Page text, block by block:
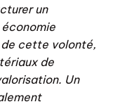
un
économie
cette volonté,
de
Un